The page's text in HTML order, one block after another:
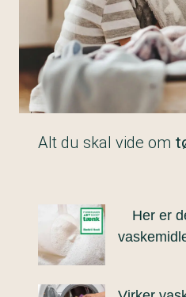
Alt du skal vide om
Her er